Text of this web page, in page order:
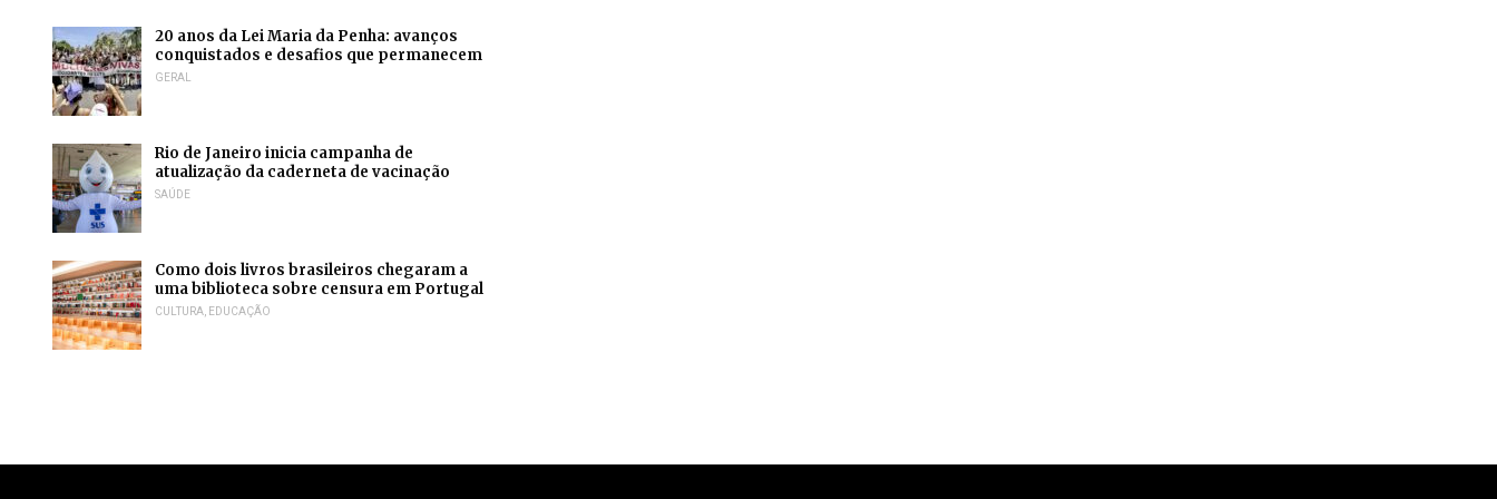
20 anos da Lei Maria da Penha: avanços
conquistados e desafios que permanecem
GERAL
Rio de Janeiro inicia campanha de
atualização da caderneta de vacinação
SAÚDE
Como dois livros brasileiros chegaram a
uma biblioteca sobre censura em Portugal
CULTURA, EDUCAÇÃO